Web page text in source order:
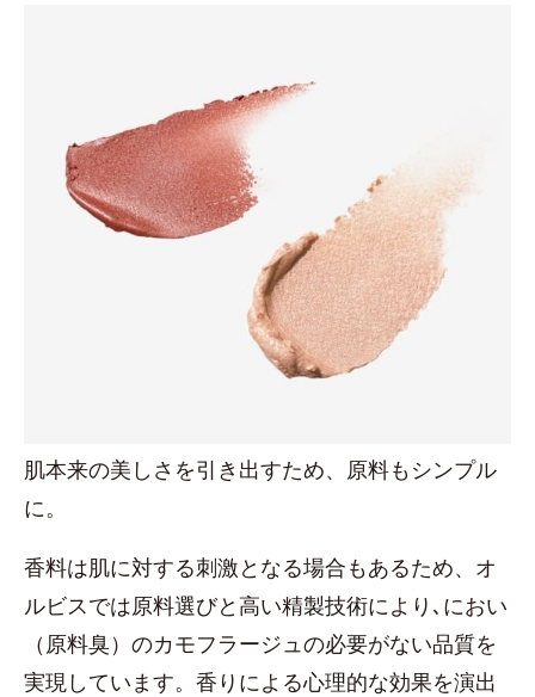
肌本来の美しさを引き出すため、原料もシンプル
に。
香料は肌に対する刺激となる場合もあるため、オ
ルビスでは原料選びと高い精製技術により､におい
（原料臭）のカモフラージュの必要がない品質を
実現しています。香りによる心理的な効果を演出